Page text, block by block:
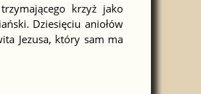
krzyż jako
Dziesięciu aniołów
Jezusa, który sam ma